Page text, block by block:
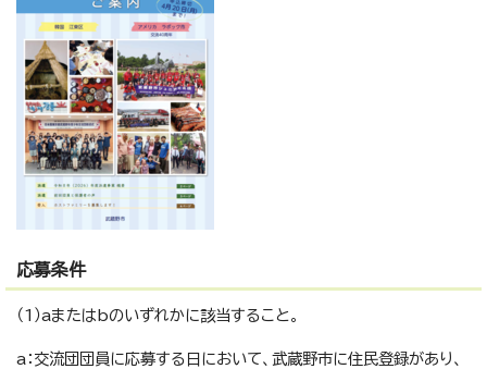
応募条件
（1）aまたはbのいずれかに該当すること。
a：交流団団員に応募する日において、武蔵野市に住民登録があり、